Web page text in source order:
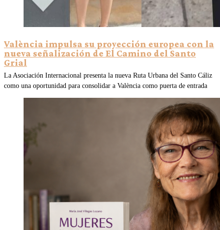
València impulsa su proyección europea con la
nueva señalización de El Camino del Santo
Grial
La Asociación Internacional presenta la nueva Ruta Urbana del Santo Cáliz
como una oportunidad para consolidar a València como puerta de entrada